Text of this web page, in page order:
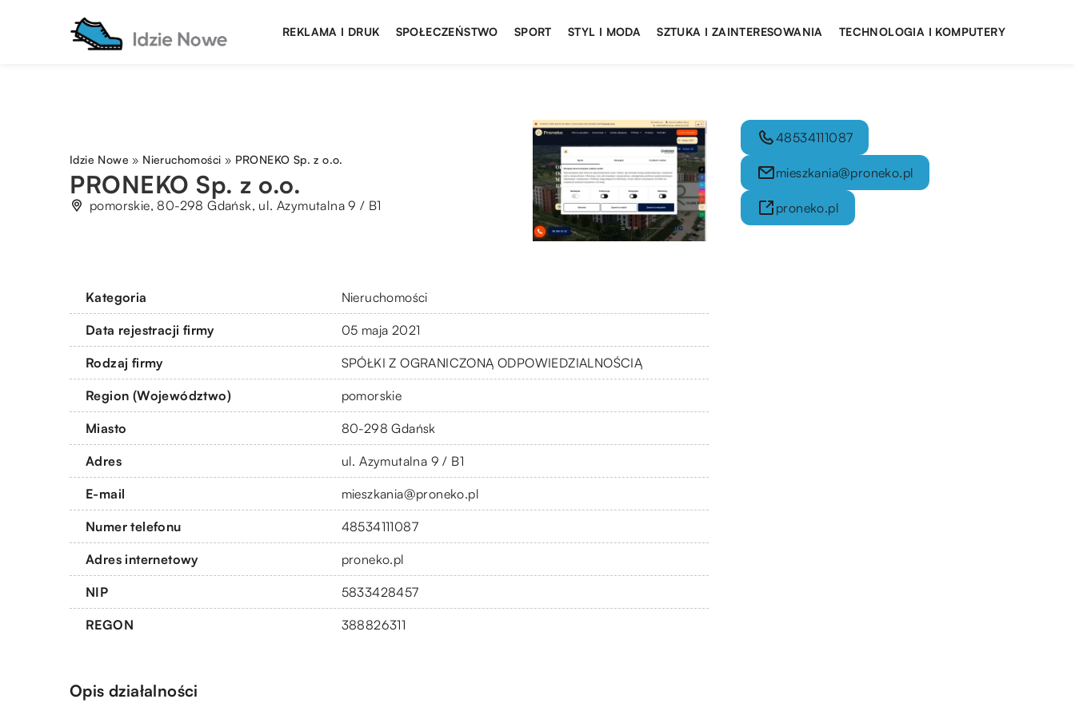
REKLAMA I DRUK SPOŁECZEŃSTWO SPORT STYL I MODA SZTUKA I ZAINTERESOWANIA TECHNOLOGIA I KOMPUTERY
Idzie Nowe » Nieruchomości » PRONEKO Sp. z o.o.
PRONEKO Sp. z o.o.
pomorskie, 80-298 Gdańsk, ul. Azymutalna 9 / B1
Kategoria Nieruchomości
Data rejestracji firmy 05 maja 2021
Rodzaj firmy SPÓŁKI Z OGRANICZONĄ ODPOWIEDZIALNOŚCIĄ
Region (Województwo) pomorskie
Miasto 80-298 Gdańsk
Adres ul. Azymutalna 9 / B1
E-mail mieszkania@proneko.pl
Numer telefonu 48534111087
Adres internetowy proneko.pl
NIP 5833428457
REGON 388826311
48534111087
mieszkania@proneko.pl
proneko.pl
Opis działalności